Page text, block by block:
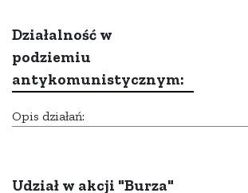
Działalność w
podziemiu
antykomunistycznym:
Opis działań:
Udział w akcji "Burza"